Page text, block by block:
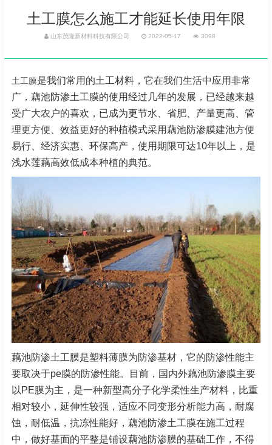
土工膜怎么施工才能延长使用年限
山东茂隆新材料科技有限公司 2022-05-17 3098
土工膜是我们常用的土工材料，它在我们生活中应用非常
广，藕池防渗土工膜的使用经过几年的发展，已经越来越
受广大农户的喜欢，已成为更节水、省肥、产量更高、管
理更方便、效益更好的种植模式采用藕池防渗膜建池方便
易行、经济实惠、环保高产，使用期限可达10年以上，是
浅水莲藕高效低成本种植的典范。
藕池防渗土工膜是塑料薄膜为防渗基材，它的防渗性能主
要取决于pe膜的防渗性能。目前，国内外藕池防渗膜主要
以PE膜为主，是一种新型高分子化学柔性生产材料，比重
相对较小，延伸性较强，适应不同变形分析能力高，耐腐
蚀，耐低温，抗冻性能好，藕池防渗土工膜在施工过程
中，做好基面的平整是铺设藕池防渗膜的基础工作，不得